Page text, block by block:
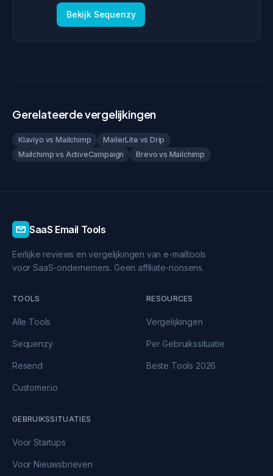
Bekijk Sequenzy
Gerelateerde vergelijkingen
Klaviyo vs Mailchimp
MailerLite vs Drip
Mailchimp vs ActiveCampaign
Brevo vs Mailchimp
SaaS Email Tools
Eerlijke reviews en vergelijkingen van e-mailtools
voor SaaS-ondernemers. Geen affiliate-nonsens.
TOOLS
Alle Tools
Sequenzy
Resend
Customer.io
RESOURCES
Vergelijkingen
Per Gebruikssituatie
Beste Tools 2026
GEBRUIKSSITUATIES
Voor Startups
Voor Nieuwsbrieven